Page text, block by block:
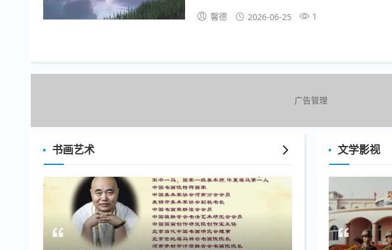
2.受理内容。主要受理反...
馨德 2026-06-25 1
广告管理
书画艺术 文学影视